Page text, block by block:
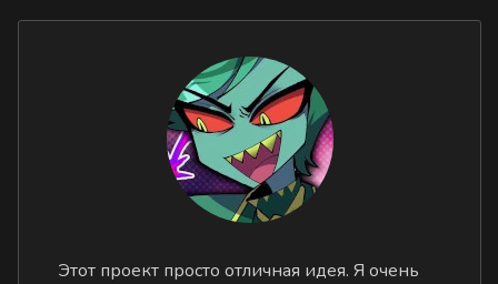
Этот проект просто отличная идея. Я очень